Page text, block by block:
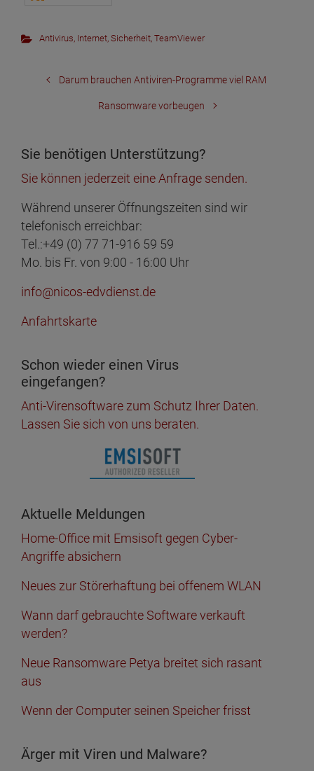
Antivirus, Internet, Sicherheit, TeamViewer
Darum brauchen Antiviren-Programme viel RAM
Ransomware vorbeugen
Sie benötigen Unterstützung?
Sie können jederzeit eine Anfrage senden.
Während unserer Öffnungszeiten sind wir
telefonisch erreichbar:
Tel.:+49 (0) 77 71-916 59 59
Mo. bis Fr. von 9:00 - 16:00 Uhr
info@nicos-edvdienst.de
Anfahrtskarte
Schon wieder einen Virus
eingefangen?
Anti-Virensoftware zum Schutz Ihrer Daten.
Lassen Sie sich von uns beraten.
Aktuelle Meldungen
Home-Office mit Emsisoft gegen Cyber-
Angriffe absichern
Neues zur Störerhaftung bei offenem WLAN
Wann darf gebrauchte Software verkauft
werden?
Neue Ransomware Petya breitet sich rasant
aus
Wenn der Computer seinen Speicher frisst
Ärger mit Viren und Malware?